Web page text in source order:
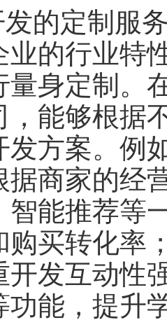
的定制服
业的行业特
量身定制。
，能够根据
发方案。例
据商家的经
智能推荐等
购买转化率
开发互动性
功能，提升